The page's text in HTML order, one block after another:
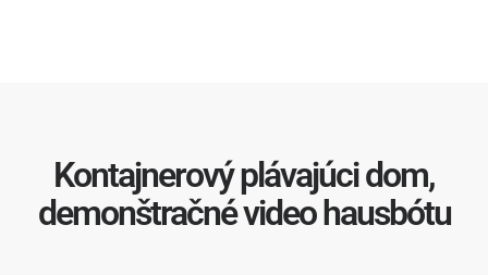
Kontajnerový plávajúci dom,
demonštračné video hausbótu